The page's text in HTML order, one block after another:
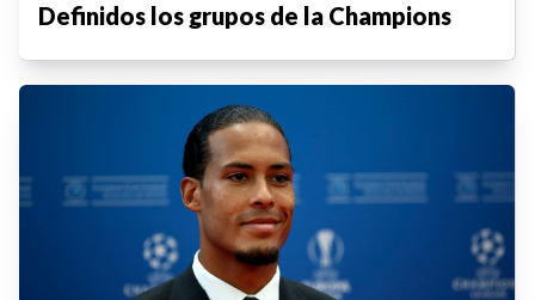
Definidos los grupos de la Champions